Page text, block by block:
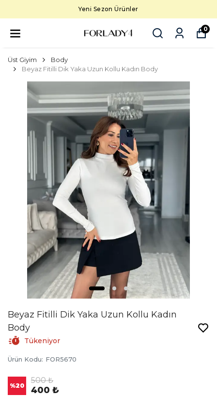
Yeni Sezon Ürünler
0
Üst Giyim
Body
Beyaz Fitilli Dik Yaka Uzun Kollu Kadın Body
Beyaz Fitilli Dik Yaka Uzun Kollu Kadın
Body
Tükeniyor
Ürün Kodu: FOR5670
%20
500 ₺
400 ₺